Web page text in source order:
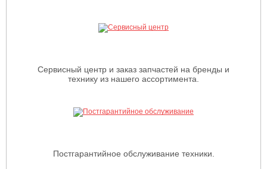
Сервисный центр и заказ запчастей на бренды и
технику из нашего ассортимента.
Постгарантийное обслуживание техники.